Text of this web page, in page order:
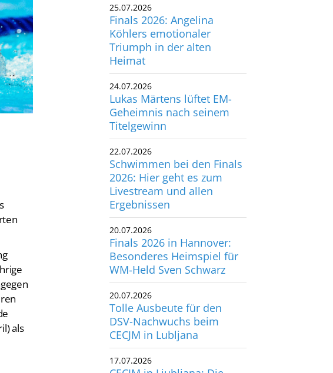
als
25.07.2026
Finals 2026: Angelina
Köhlers emotionaler
Triumph in der alten
Heimat
24.07.2026
Lukas Märtens lüftet EM-
Geheimnis nach seinem
Titelgewinn
22.07.2026
Schwimmen bei den Finals
2026: Hier geht es zum
Livestream und allen
Ergebnissen
20.07.2026
Finals 2026 in Hannover:
Besonderes Heimspiel für
WM-Held Sven Schwarz
20.07.2026
Tolle Ausbeute für den
DSV-Nachwuchs beim
CECJM in Lubljana
17.07.2026
D-34132 Kassel
Fax: +49 561 94083-15
info@dsv.de